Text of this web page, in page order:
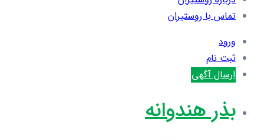
تماس با روستیران
ورود
ثبت نام
ارسال آگهی
بذر هندوانه